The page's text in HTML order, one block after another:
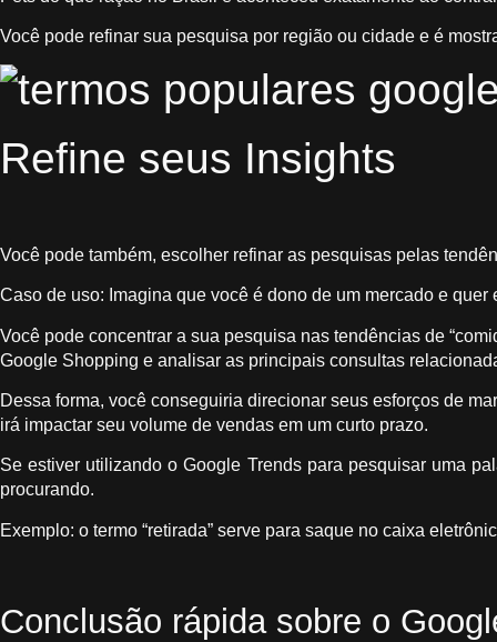
Você pode refinar sua pesquisa por região ou cidade e é
Refine seus Insights
Você pode também, escolher refinar as pesquisas pelas
Caso de uso: Imagina que você é dono de um mercado e
Você pode concentrar a sua pesquisa nas tendências de
Google Shopping e analisar as principais consultas
Dessa forma, você conseguiria direcionar seus esforços de
irá impactar seu volume de vendas em um curto prazo.
Se estiver utilizando o Google Trends para pesquisar uma
procurando.
Exemplo: o termo “retirada” serve para saque no caixa
Conclusão rápida sobre o